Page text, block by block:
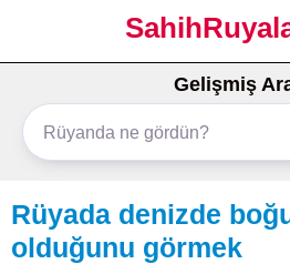
Gelişmiş
Rüyada denizde
olduğunu görmek